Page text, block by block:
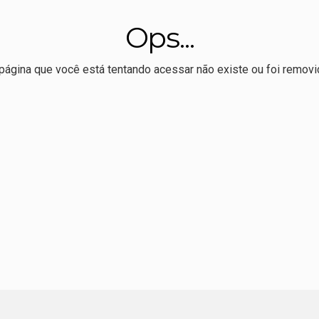
custa mais do que a vida pode esperar
livro sobre Totó Paes defende preservação da Usina
Ops...
que você está tentando acessar não existe ou foi